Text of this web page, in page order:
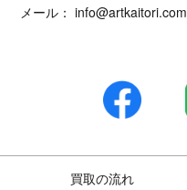
メール： info@artkaitori.com
買取の流れ